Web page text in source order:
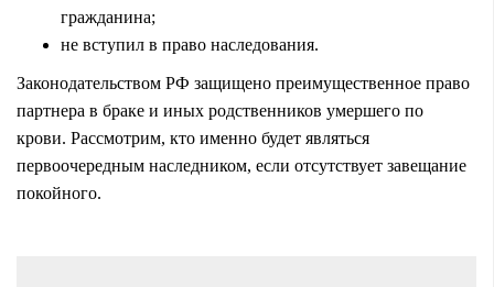
гражданина;
не вступил в право наследования.
Законодательством РФ защищено преимущественное право
партнера в браке и иных родственников умершего по
крови. Рассмотрим, кто именно будет являться
первоочередным наследником, если отсутствует завещание
покойного.